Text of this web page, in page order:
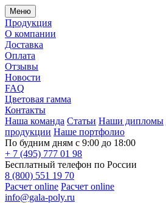
Меню
Продукция
О компании
Доставка
Оплата
Отзывы
Новости
FAQ
Цветовая гамма
Контакты
Наша команда Статьи Наши дипломы
продукции Наше портфолио
По будним дням с 9:00 до 18:00
+ 7 (495) 777 01 98
Бесплатный телефон по России
8 (800) 551 19 70
Расчет online Расчет online
info@gala-poly.ru